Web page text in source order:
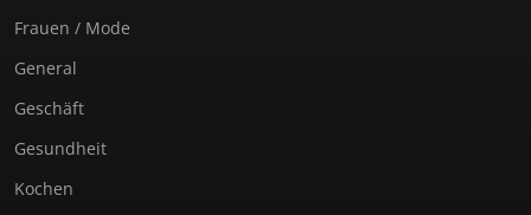
Frauen / Mode
General
Geschäft
Gesundheit
Kochen